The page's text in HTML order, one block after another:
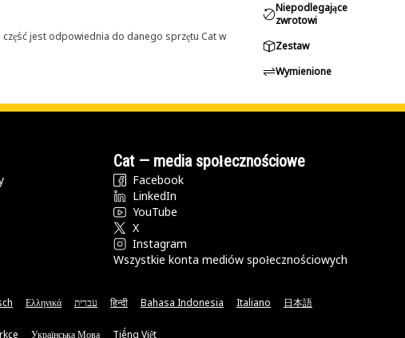
jest odpowiednia do danego sprzętu Cat w
Niepodlegające
zwrotowi
Zestaw
Wymienione
Cat — media społecznościowe
Facebook
LinkedIn
YouTube
X
Instagram
Wszystkie konta mediów społecznościowych
Ελληνικά עברית हिन्दी Bahasa Indonesia Italiano 日本語
Українська Мова Tiếng Việt